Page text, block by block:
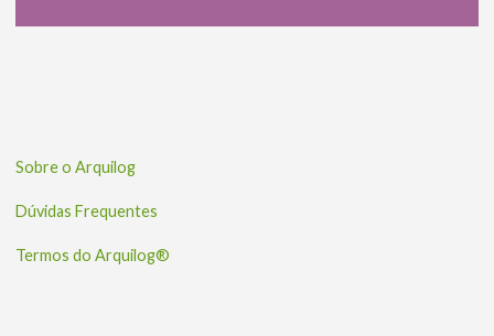
Sobre o Arquilog
Dúvidas Frequentes
Termos do Arquilog®